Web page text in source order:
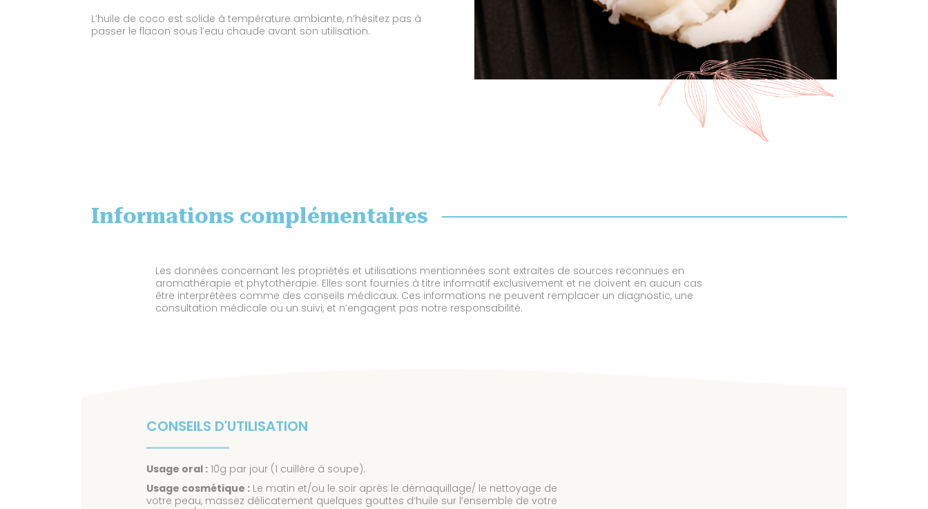
L’huile de coco est solide à température ambiante, n’hésitez pas à
passer le flacon sous l’eau chaude avant son utilisation.
Informations complémentaires
Les données concernant les propriétés et utilisations mentionnées sont extraites de sources reconnues en
aromathérapie et phytothérapie. Elles sont fournies à titre informatif exclusivement et ne doivent en aucun cas
être interprétées comme des conseils médicaux. Ces informations ne peuvent remplacer un diagnostic, une
consultation médicale ou un suivi, et n’engagent pas notre responsabilité.
CONSEILS D'UTILISATION
Usage oral : 10g par jour (1 cuillère à soupe).
Usage cosmétique : Le matin et/ou le soir après le démaquillage/ le nettoyage de
votre peau, massez délicatement quelques gouttes d’huile sur l’ensemble de votre